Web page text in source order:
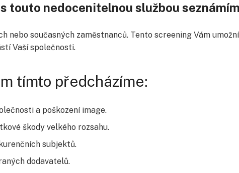
touto nedocenitelnou službou
nebo současných zaměstnanců. Tento screening Vám
Vaší společnosti.
tímto předcházíme:
a poškození image.
škody velkého rozsahu.
subjektů.
dodavatelů.